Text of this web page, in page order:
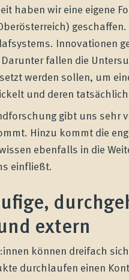
haben wir eine eigene
Innovationen
fallen die
werden sollen, um
und deren
gibt uns
Hinzu kommt die
ebenfalls in die
einfließt.
extern
können dreifach
durchlaufen einen